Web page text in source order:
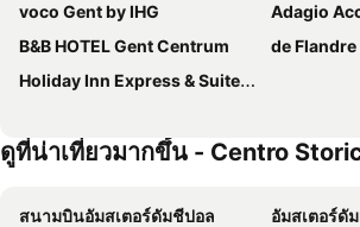
voco Gent by IHG
Adagio Access
B&B HOTEL Gent Centrum
de Flandre
Holiday Inn Express & Suites Ghent By Ihg
ดูที่น่าเที่ยวมากขึ้น - Centro
สนามบินอัมสเตอร์ดัมชีปอล
อัมสเตอร์ดั